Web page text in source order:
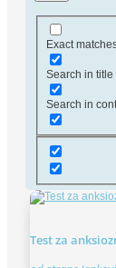
Exact
Search in title
Search in
Test za